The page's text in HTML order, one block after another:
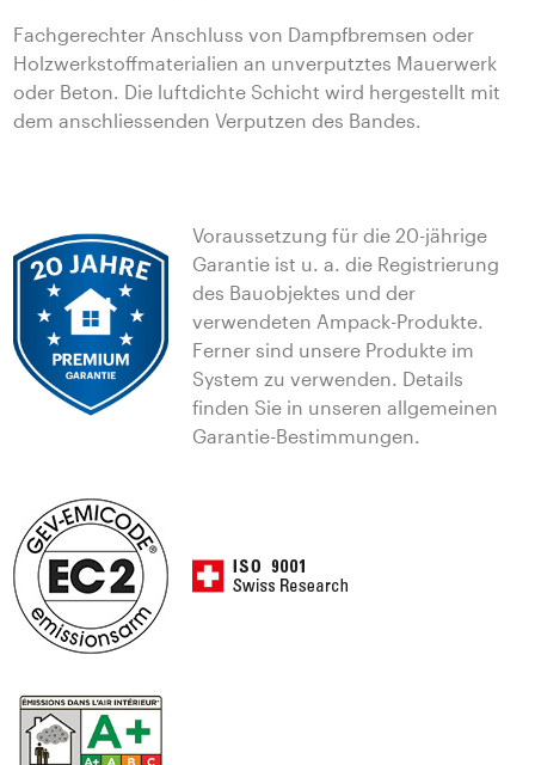
Fachgerechter Anschluss von Dampfbremsen oder
Holzwerkstoffmaterialien an unverputztes Mauerwerk
oder Beton. Die luftdichte Schicht wird hergestellt mit
dem anschliessenden Verputzen des Bandes.
Voraussetzung für die 20-jährige
Garantie ist u. a. die Registrierung
des Bauobjektes und der
verwendeten Ampack-Produkte.
Ferner sind unsere Produkte im
System zu verwenden. Details
finden Sie in unseren allgemeinen
Garantie-Bestimmungen.